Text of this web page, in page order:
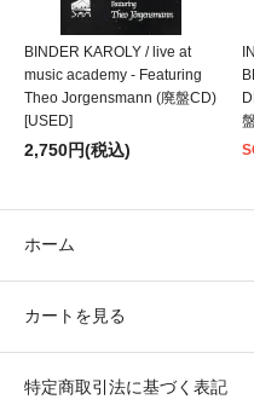
BINDER KAROLY / live at
music academy - Featuring
Theo Jorgensmann (廃盤CD)
[USED]
2,750円(税込)
ホーム
カートを見る
特定商取引法に基づく表記